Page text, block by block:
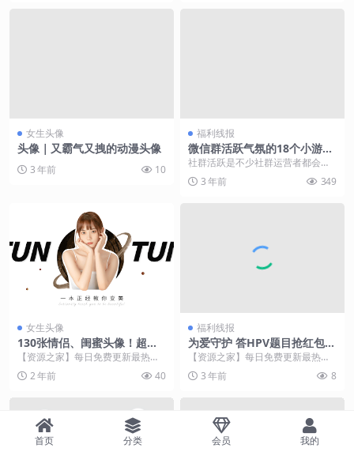
女生头像
头像｜又霸气又拽的动漫头像
3 年前 10
福利线报
微信群活跃气氛的18个小游戏
（适合微信群玩的互动游戏）
社群活跃是不少社群运营者都会发
愁的问题，我运营的社群日均活跃
度达到了65%，今天...
3 年前 349
女生头像
130张情侣、闺蜜头像！超甜
超暧昧，撩到腿软
【资源之家】每日免费更新最热门
的副业项目资源 hi，小姐妹们晚上
好呀，这里是你们...
2 年前 40
福利线报
为爱守护 答HPV题目抢红包活
动开始啦！
【资源之家】每日免费更新最热门
的副业项目资源 大众网·海报新闻记
者 阚秋晨 临沂...
3 年前 8
首页 分类 会员 我的